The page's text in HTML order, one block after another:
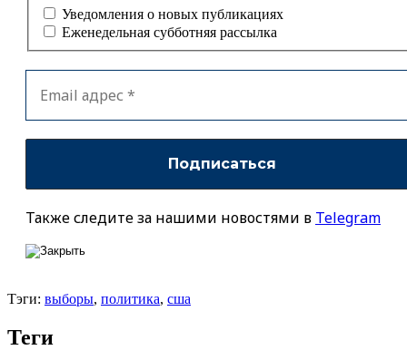
Уведомления о новых публикациях
Еженедельная субботняя рассылка
Также следите за нашими новостями в Telegram
Тэги: выборы, политика, сша
Теги